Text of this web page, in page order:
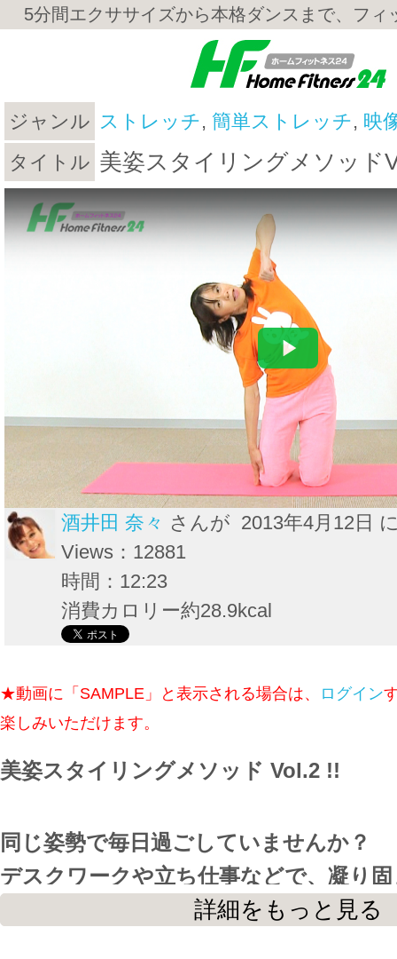
5分間エクササイズから本格ダンスまで、フィ
ジャンル ストレッチ, 簡単ストレッチ, 映
タイトル 美姿スタイリングメソッド
酒井田 奈々 さんが 2013年4月12日
Views：12881
時間：12:23
消費カロリー約28.9kcal
★動画に「SAMPLE」と表示される場合は、 ログイン
楽しみいただけます。
美姿スタイリングメソッド Vol.2 !!
同じ姿勢で毎日過ごしていませんか？
デスクワークや立ち仕事などで、凝り
を良くし、 代謝 を上げて
詳細をもっと見る